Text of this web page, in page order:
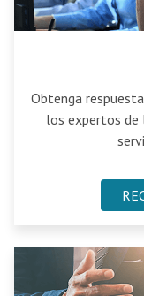
Obtenga
los expertos de